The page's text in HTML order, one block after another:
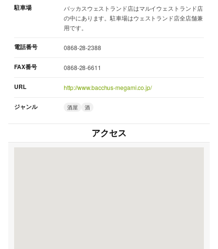
駐車場
バッカスウェストランド店はマルイウェストランド店
の中にあります。駐車場はウェストランド店全店舗兼
用です。
電話番号 0868-28-2388
FAX番号 0868-28-6611
URL http://www.bacchus-megami.co.jp/
ジャンル 酒屋 酒
アクセス